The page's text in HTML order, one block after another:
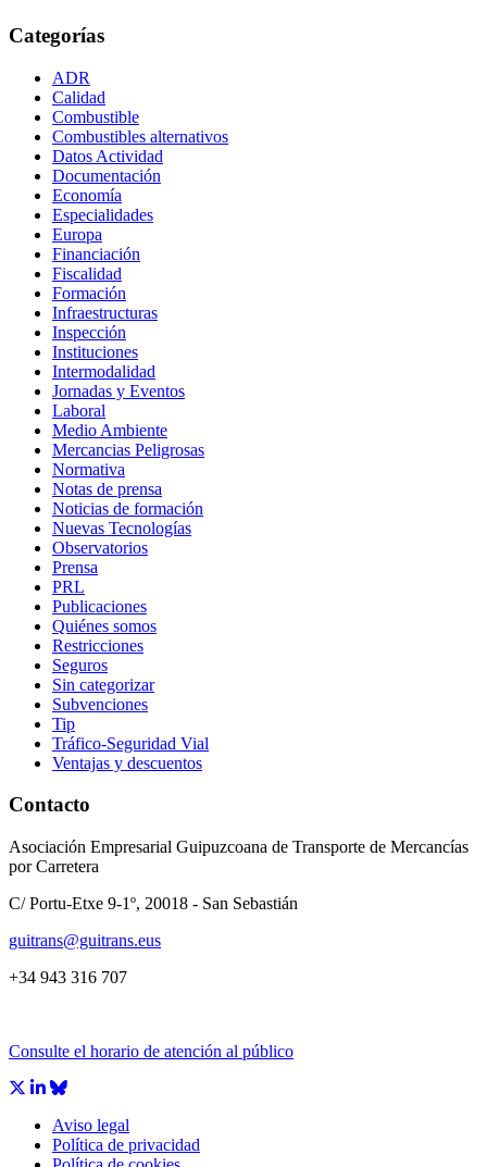
Categorías
ADR
Calidad
Combustible
Combustibles alternativos
Datos Actividad
Documentación
Economía
Especialidades
Europa
Financiación
Fiscalidad
Formación
Infraestructuras
Inspección
Instituciones
Intermodalidad
Jornadas y Eventos
Laboral
Medio Ambiente
Mercancias Peligrosas
Normativa
Notas de prensa
Noticias de formación
Nuevas Tecnologías
Observatorios
Prensa
PRL
Publicaciones
Quiénes somos
Restricciones
Seguros
Sin categorizar
Subvenciones
Tip
Tráfico-Seguridad Vial
Ventajas y descuentos
Contacto
Asociación Empresarial Guipuzcoana de Transporte de Mercancías
por Carretera
C/ Portu-Etxe 9-1º, 20018 - San Sebastián
guitrans@guitrans.eus
+34 943 316 707
Consulte el horario de atención al público
Aviso legal
Política de privacidad